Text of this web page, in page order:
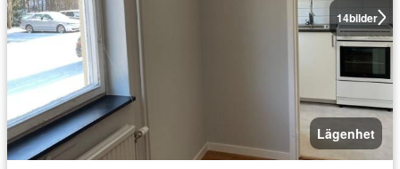
14bilder
Lägenhet